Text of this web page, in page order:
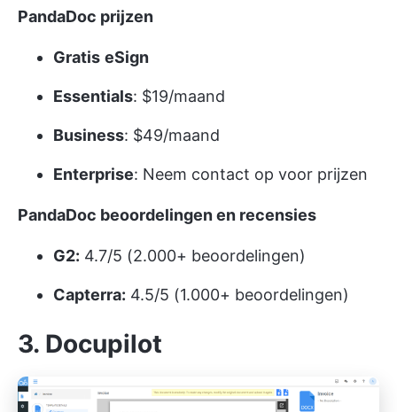
PandaDoc prijzen
Gratis eSign
Essentials: $19/maand
Business: $49/maand
Enterprise: Neem contact op voor prijzen
PandaDoc beoordelingen en recensies
G2: 4.7/5 (2.000+ beoordelingen)
Capterra: 4.5/5 (1.000+ beoordelingen)
3. Docupilot